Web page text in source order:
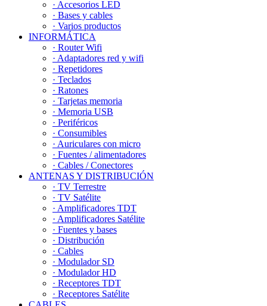
· Accesorios LED
· Bases y cables
· Varios productos
INFORMÁTICA
· Router Wifi
· Adaptadores red y wifi
· Repetidores
· Teclados
· Ratones
· Tarjetas memoria
· Memoria USB
· Periféricos
· Consumibles
· Auriculares con micro
· Fuentes / alimentadores
· Cables / Conectores
ANTENAS Y DISTRIBUCIÓN
· TV Terrestre
· TV Satélite
· Amplificadores TDT
· Amplificadores Satélite
· Fuentes y bases
· Distribución
· Cables
· Modulador SD
· Modulador HD
· Receptores TDT
· Receptores Satélite